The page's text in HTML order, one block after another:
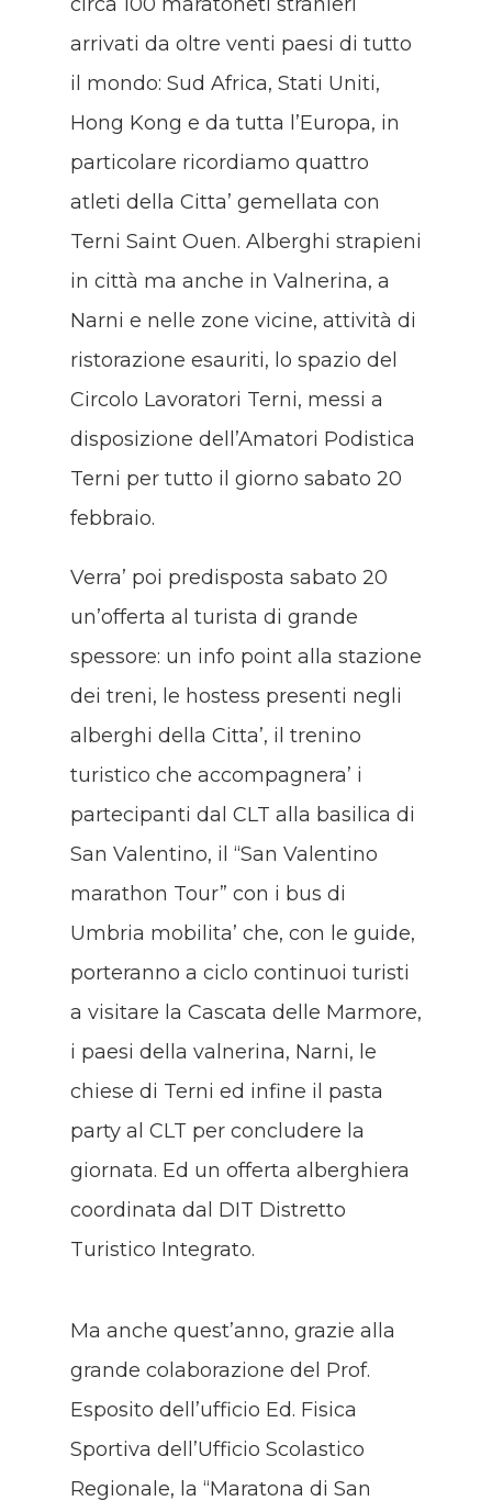
arrivati da oltre venti paesi di tutto
il mondo: Sud Africa, Stati Uniti,
Hong Kong e da tutta l’Europa, in
particolare ricordiamo quattro
atleti della Citta’ gemellata con
Terni Saint Ouen. Alberghi strapieni
in città ma anche in Valnerina, a
Narni e nelle zone vicine, attività di
ristorazione esauriti, lo spazio del
Circolo Lavoratori Terni, messi a
disposizione dell’Amatori Podistica
Terni per tutto il giorno sabato 20
febbraio.
Verra’ poi predisposta sabato 20
un’offerta al turista di grande
spessore: un info point alla stazione
dei treni, le hostess presenti negli
alberghi della Citta’, il trenino
turistico che accompagnera’ i
partecipanti dal CLT alla basilica di
San Valentino, il “San Valentino
marathon Tour” con i bus di
Umbria mobilita’ che, con le guide,
porteranno a ciclo continuoi turisti
a visitare la Cascata delle Marmore,
i paesi della valnerina, Narni, le
chiese di Terni ed infine il pasta
party al CLT per concludere la
giornata. Ed un offerta alberghiera
coordinata dal DIT Distretto
Turistico Integrato.
Ma anche quest’anno, grazie alla
grande colaborazione del Prof.
Esposito dell’ufficio Ed. Fisica
Sportiva dell’Ufficio Scolastico
Regionale, la “Maratona di San